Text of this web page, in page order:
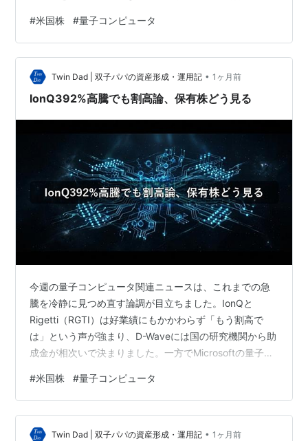
て、それぞれの動きを整理します。 IonQ：省エネ研究の
前進と、逆張り買いが交錯する株価 IonQは今週、量子研
究機関QuantumBaselと共同で、トラップイオン方式の量
子システムをAIワークロードに応用した研究成果を発表
しました。最大の注目点は、約34量子ビットとい…
#米国株 #量子コンピュータ
Twin Dad | 双子パパの資産形成・運用記 • 1ヶ月前
IonQ392%高騰でも割高論、保有株どう見る
今週の量子コンピュータ関連ニュースは、これまでの急
騰を冷静に見つめ直す論調が目立ちました。IonQと
Rigetti（RGTI）は好業績にもかかわらず「もう割高で
は」という声が強まり、D-Waveには国の研究機関から助
成金が相次いで決まりました。一方でMicrosoftの量子ビ
週の動きを保有投資家として整理します。 IonQ・Rigetti
に広がる「割高警戒論」：好業績でも高まる慎重論 IonQ
は過去5年間で株価が約392.3%上昇しました。驚異的な
リターンですが、あるバリュエーション分析では現在の
#米国株 #量子コンピュータ
Twin Dad | 双子パパの資産形成・運用記 • 1ヶ月前